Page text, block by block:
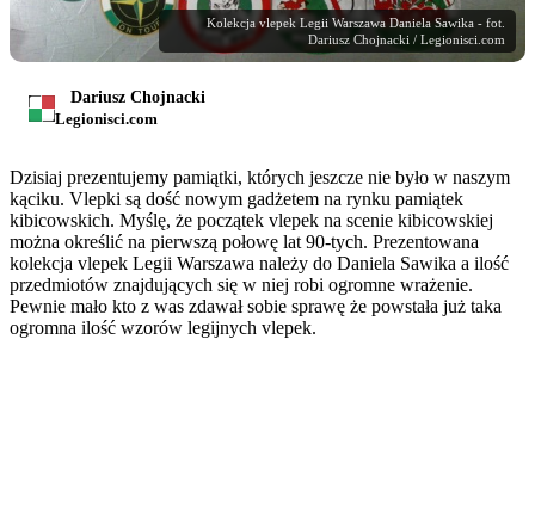
Kolekcja vlepek Legii Warszawa Daniela Sawika - fot.
Dariusz Chojnacki / Legionisci.com
Dariusz Chojnacki
Legionisci.com
Dzisiaj prezentujemy pamiątki, których jeszcze nie było w naszym
kąciku. Vlepki są dość nowym gadżetem na rynku pamiątek
kibicowskich. Myślę, że początek vlepek na scenie kibicowskiej
można określić na pierwszą połowę lat 90-tych. Prezentowana
kolekcja vlepek Legii Warszawa należy do Daniela Sawika a ilość
przedmiotów znajdujących się w niej robi ogromne wrażenie.
Pewnie mało kto z was zdawał sobie sprawę że powstała już taka
ogromna ilość wzorów legijnych vlepek.